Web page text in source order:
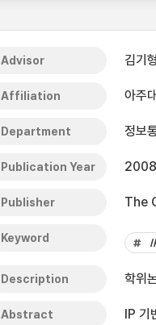
Advisor 김기형
Affiliation 아주
Department 정보
Publication Year
Publisher The
Keyword
Description 학위
Abstract
IP 기